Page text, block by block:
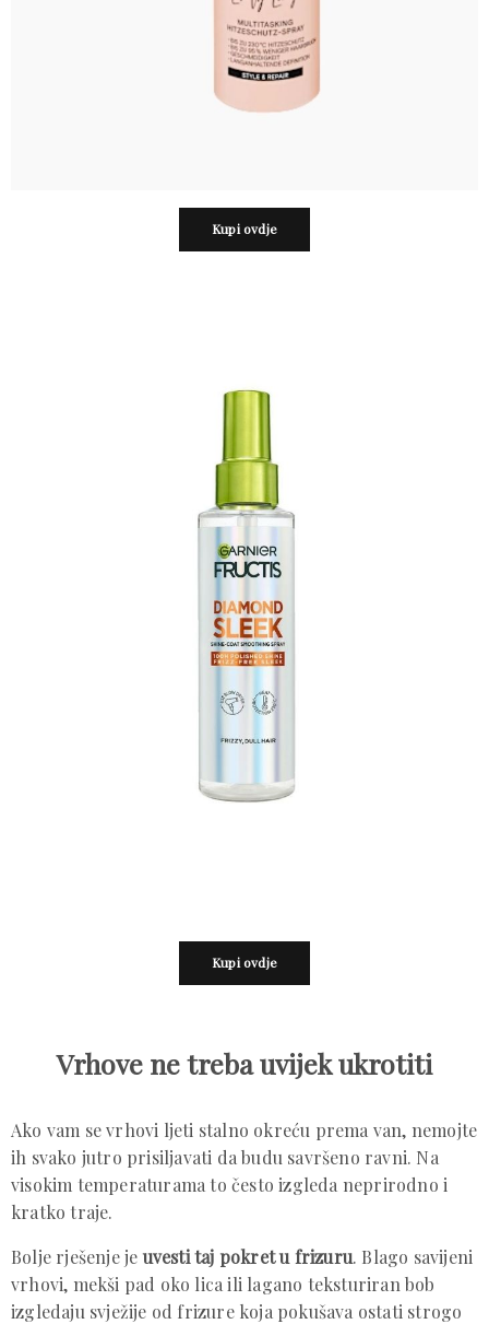
Kupi ovdje
Kupi ovdje
Vrhove ne treba uvijek ukrotiti
Ako vam se vrhovi ljeti stalno okreću prema van, nemojte
ih svako jutro prisiljavati da budu savršeno ravni. Na
visokim temperaturama to često izgleda neprirodno i
kratko traje.
Bolje rješenje jeuvesti taj pokret u frizuru. Blago savijeni
vrhovi, mekši pad oko lica ili lagano teksturiran bob
izgledaju svježije od frizure koja pokušava ostati strogo